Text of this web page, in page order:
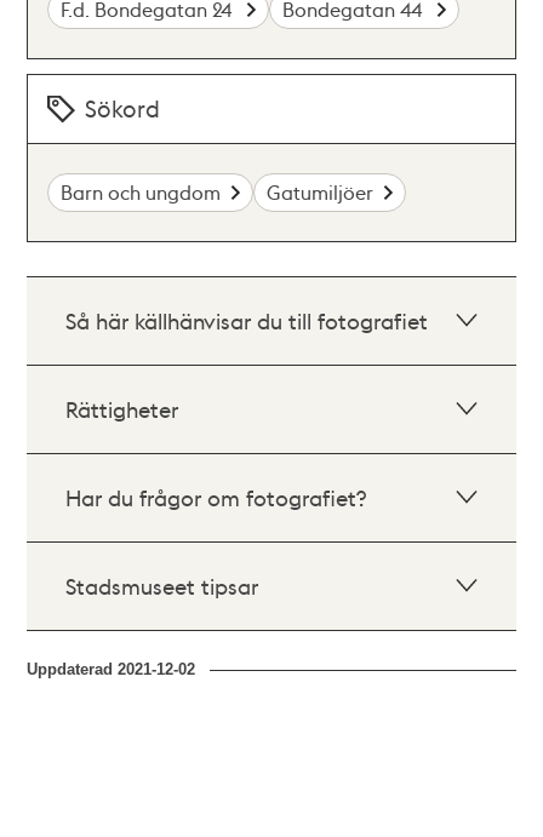
F.d. Bondegatan 24
Bondegatan 44
Sökord
Barn och ungdom Gatumiljöer
Så här källhänvisar du till fotografiet
Rättigheter
Har du frågor om fotografiet?
Stadsmuseet tipsar
Uppdaterad2021-12-02